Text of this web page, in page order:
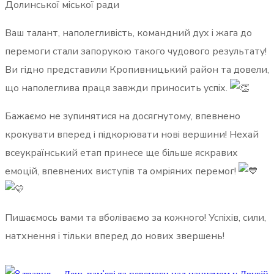
Долинської міської ради
Ваш талант, наполегливість, командний дух і жага до
перемоги стали запорукою такого чудового результату!
Ви гідно представили Кропивницький район та довели,
що наполеглива праця завжди приносить успіх.
Бажаємо не зупинятися на досягнутому, впевнено
крокувати вперед і підкорювати нові вершини! Нехай
всеукраїнський етап принесе ще більше яскравих
емоцій, впевнених виступів та омріяних перемог!
Пишаємось вами та вболіваємо за кожного! Успіхів, сили,
натхнення і тільки вперед до нових звершень!